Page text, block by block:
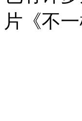
片《不